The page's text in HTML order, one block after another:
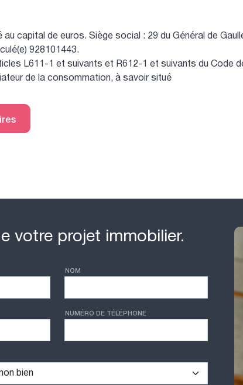
capital de euros. Siège social : 29 du Général de
928101443.
L611-1 et suivants et R612-1 et suivants du Code
de la consommation, à savoir situé
votre projet immobilier.
NOM
NUMÉRO DE TÉLÉPHONE